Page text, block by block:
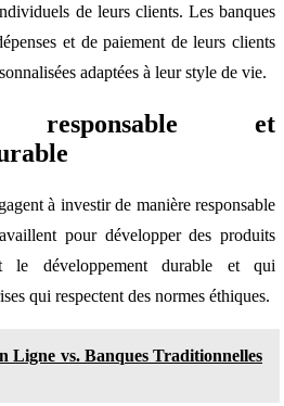
de leurs clients. Les banques
et de paiement de leurs clients
adaptées à leur style de vie.
responsable et
à investir de manière responsable
pour développer des produits
le développement durable et qui
qui respectent des normes éthiques.
Ligne vs. Banques Traditionnelles